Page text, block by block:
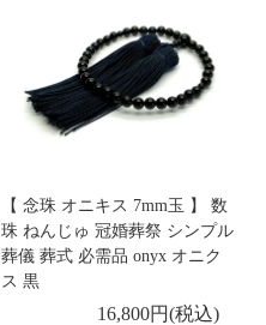
【 念珠 オニキス 7mm玉 】 数
珠 ねんじゅ 冠婚葬祭 シンプル
葬儀 葬式 必需品 onyx オニク
ス 黒
16,800円(税込)